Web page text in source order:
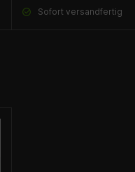
Sofort versandfertig